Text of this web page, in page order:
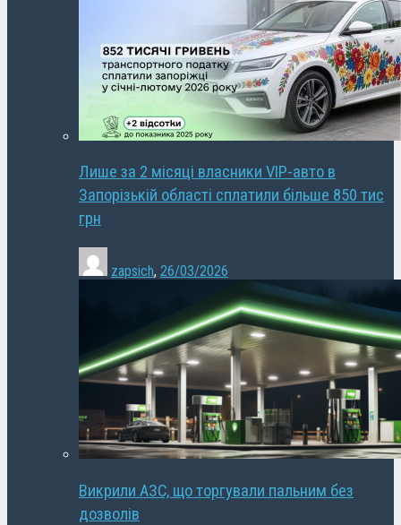
Лише за 2 місяці власники VIP-авто в
Запорізькій області сплатили більше 850 тис
грн
zapsich, 26/03/2026
Викрили АЗС, що торгували пальним без
дозволів